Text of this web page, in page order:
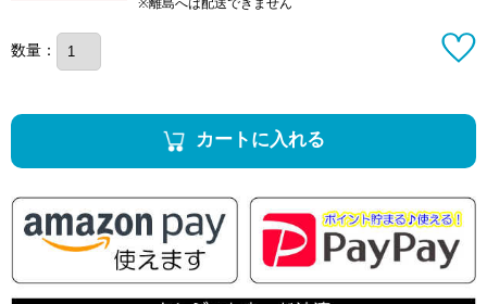
数量：
カートに入れる